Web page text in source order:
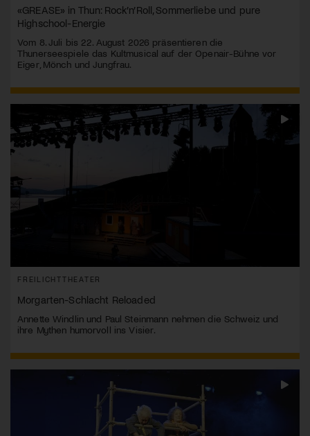
«GREASE» in Thun: Rock’n’Roll, Sommerliebe und pure
Highschool-Energie
Vom 8. Juli bis 22. August 2026 präsentieren die
Thunerseespiele das Kultmusical auf der Openair-Bühne vor
Eiger, Mönch und Jungfrau.
FREILICHTTHEATER
Morgarten-Schlacht Reloaded
Annette Windlin und Paul Steinmann nehmen die Schweiz und
ihre Mythen humorvoll ins Visier.